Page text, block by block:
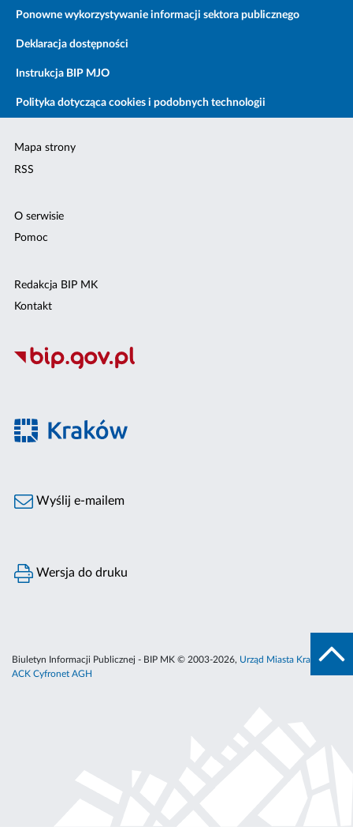
Ponowne wykorzystywanie informacji sektora publicznego
Deklaracja dostępności
Instrukcja BIP MJO
Polityka dotycząca cookies i podobnych technologii
Mapa strony
RSS
O serwisie
Pomoc
Redakcja BIP MK
Kontakt
Wyślij e-mailem
Wersja do druku
Biuletyn Informacji Publicznej - BIP MK © 2003-2026, Urząd Miasta Krakowa
ACK Cyfronet AGH